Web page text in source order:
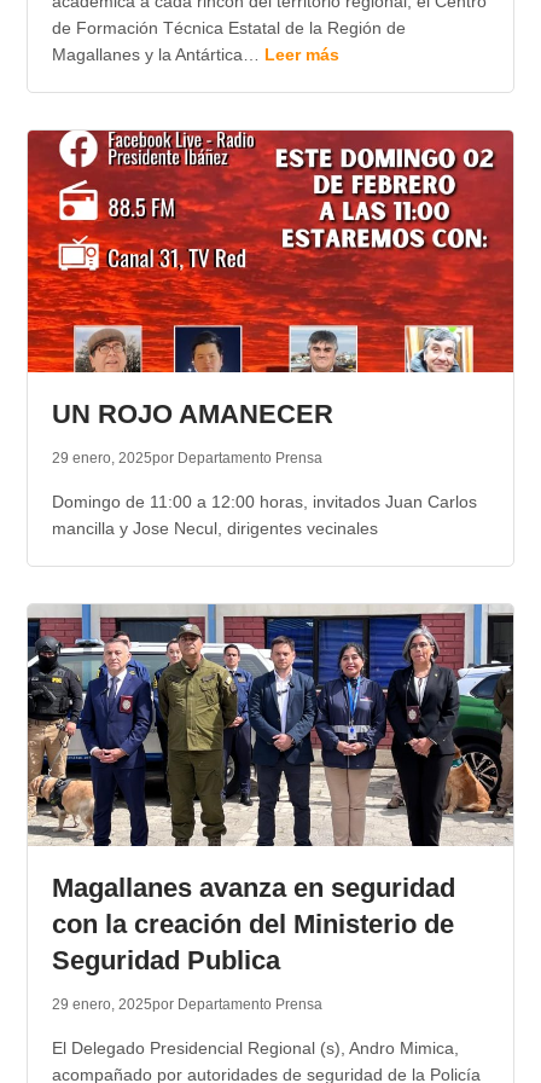
de Formación Técnica Estatal de la Región de
Magallanes y la Antártica… Leer más
UN ROJO AMANECER
29 enero, 2025por Departamento Prensa
Domingo de 11:00 a 12:00 horas, invitados Juan Carlos
mancilla y Jose Necul, dirigentes vecinales
Magallanes avanza en seguridad
con la creación del Ministerio de
Seguridad Publica
29 enero, 2025por Departamento Prensa
El Delegado Presidencial Regional (s), Andro Mimica,
acompañado por autoridades de seguridad de la Policía